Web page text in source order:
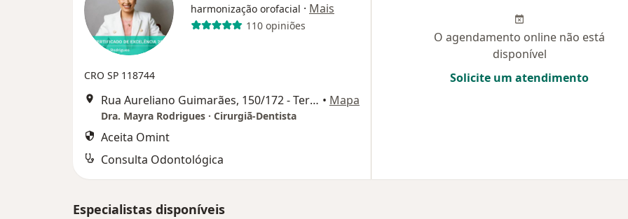
harmonização orofacial · Mais
110 opiniões
CRO SP 118744
Rua Aureliano Guimarães, 150/172 - Terraço Empresarial Jardim Sul - Sala 1024, São Paulo • Mapa
Dra. Mayra Rodrigues · Cirurgiã-Dentista
Aceita Omint
Consulta Odontológica
O agendamento online não está
disponível
Solicite um atendimento
Especialistas disponíveis